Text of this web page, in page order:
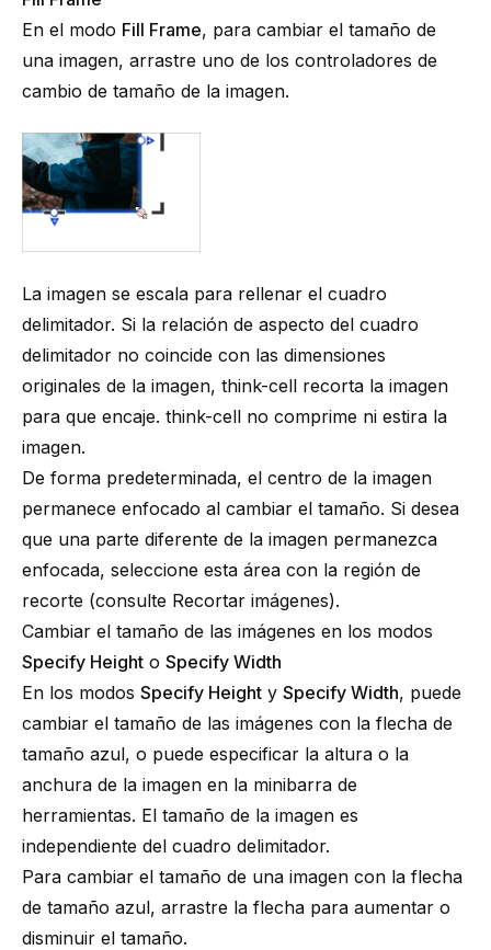
En el modo Fill Frame, para cambiar el tamaño de
una imagen, arrastre uno de los controladores de
cambio de tamaño de la imagen.
La imagen se escala para rellenar el cuadro
delimitador. Si la relación de aspecto del cuadro
delimitador no coincide con las dimensiones
originales de la imagen, think-cell recorta la imagen
para que encaje. think-cell no comprime ni estira la
imagen.
De forma predeterminada, el centro de la imagen
permanece enfocado al cambiar el tamaño. Si desea
que una parte diferente de la imagen permanezca
enfocada, seleccione esta área con la región de
recorte (consulte Recortar imágenes).
Cambiar el tamaño de las imágenes en los modos
Specify Height o Specify Width
En los modos Specify Height y Specify Width, puede
cambiar el tamaño de las imágenes con la flecha de
tamaño azul, o puede especificar la altura o la
anchura de la imagen en la minibarra de
herramientas. El tamaño de la imagen es
independiente del cuadro delimitador.
Para cambiar el tamaño de una imagen con la flecha
de tamaño azul, arrastre la flecha para aumentar o
disminuir el tamaño.